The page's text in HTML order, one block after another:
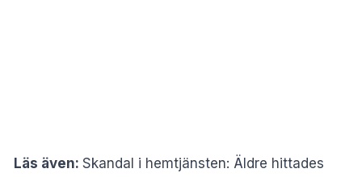
Läs även: Skandal i hemtjänsten: Äldre hittades